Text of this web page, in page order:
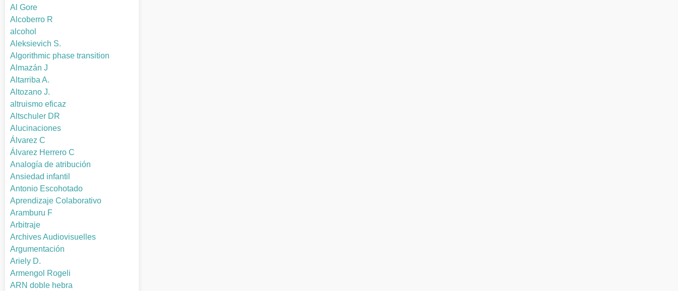
Al Gore
Alcoberro R
alcohol
Aleksievich S.
Algorithmic phase transition
Almazán J
Altarriba A.
Altozano J.
altruismo eficaz
Altschuler DR
Alucinaciones
Álvarez C
Álvarez Herrero C
Analogía de atribución
Ansiedad infantil
Antonio Escohotado
Aprendizaje Colaborativo
Aramburu F
Arbitraje
Archives Audiovisuelles
Argumentación
Ariely D.
Armengol Rogeli
ARN doble hebra